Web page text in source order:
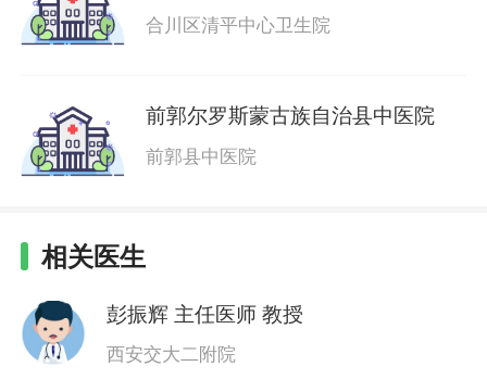
合川区清平中心卫生院
前郭尔罗斯蒙古族自治县中医院
前郭县中医院
相关医生
彭振辉 主任医师 教授
西安交大二附院